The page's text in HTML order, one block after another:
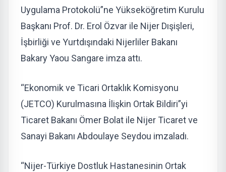
Uygulama Protokolü”ne Yükseköğretim Kurulu
Başkanı Prof. Dr. Erol Özvar ile Nijer Dışişleri,
İşbirliği ve Yurtdışındaki Nijerliler Bakanı
Bakary Yaou Sangare imza attı.
“Ekonomik ve Ticari Ortaklık Komisyonu
(JETCO) Kurulmasına İlişkin Ortak Bildiri”yi
Ticaret Bakanı Ömer Bolat ile Nijer Ticaret ve
Sanayi Bakanı Abdoulaye Seydou imzaladı.
“Nijer-Türkiye Dostluk Hastanesinin Ortak